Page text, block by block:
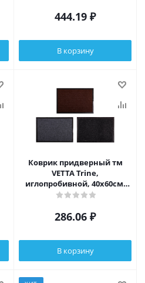
444.19 ₽
В корзину
Коврик придверный тм
VETTA Trine,
иглопробивной, 40х60см,
550г/м2, 3 цвета
286.06 ₽
В корзину